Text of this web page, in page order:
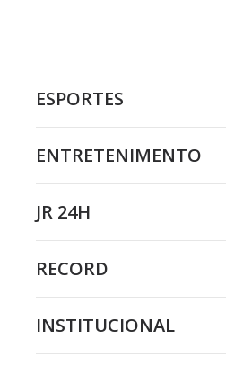
ESPORTES
ENTRETENIMENTO
JR 24H
RECORD
INSTITUCIONAL